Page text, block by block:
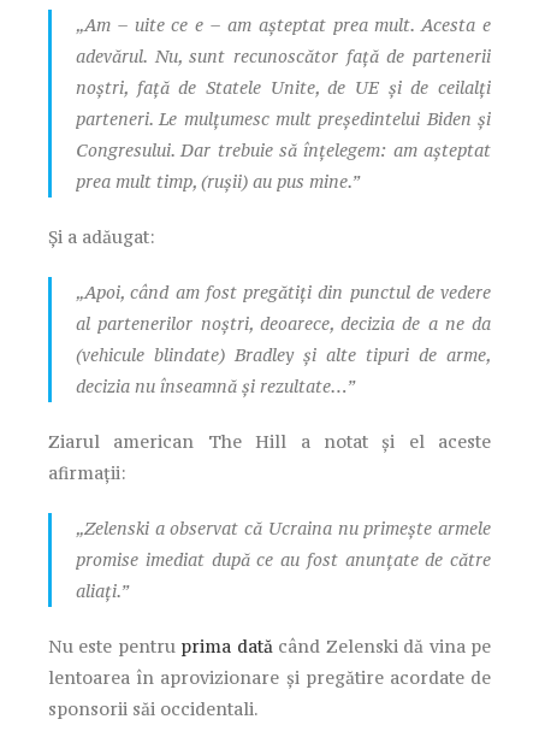
„Am – uite ce e – am așteptat prea mult. Acesta e
adevărul. Nu, sunt recunoscător față de partenerii
noștri, față de Statele Unite, de UE și de ceilalți
parteneri. Le mulțumesc mult președintelui Biden și
Congresului. Dar trebuie să înțelegem: am așteptat
prea mult timp, (rușii) au pus mine.”
Și a adăugat:
„Apoi, când am fost pregătiți din punctul de vedere
al partenerilor noștri, deoarece, decizia de a ne da
(vehicule blindate) Bradley și alte tipuri de arme,
decizia nu înseamnă și rezultate…”
Ziarul american The Hill a notat și el aceste
afirmații:
„Zelenski a observat că Ucraina nu primește armele
promise imediat după ce au fost anunțate de către
aliați.”
Nu este pentru prima dată când Zelenski dă vina pe
lentoarea în aprovizionare și pregătire acordate de
sponsorii săi occidentali.